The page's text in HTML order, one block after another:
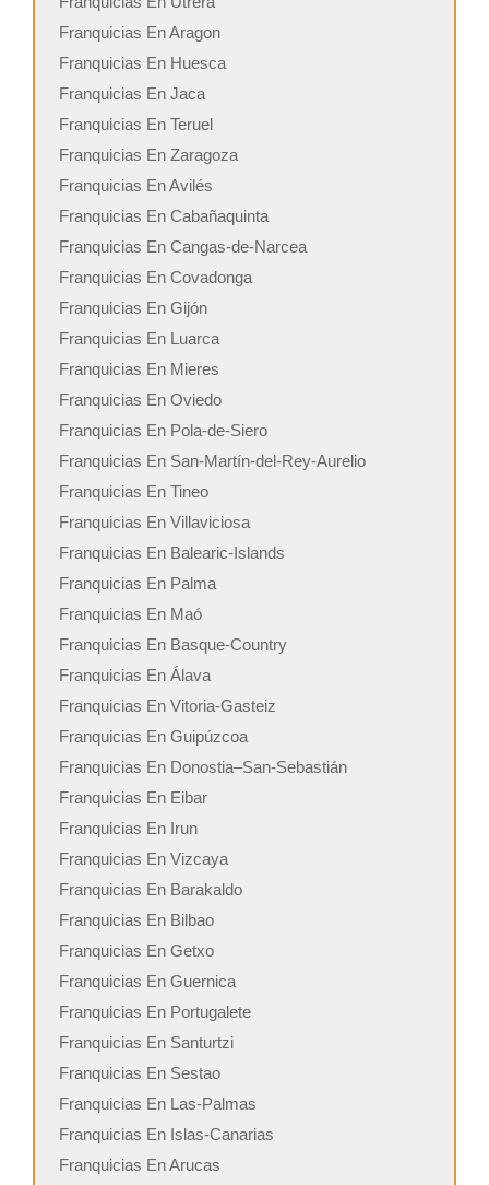
Franquicias En Aragon
Franquicias En Huesca
Franquicias En Jaca
Franquicias En Teruel
Franquicias En Zaragoza
Franquicias En Avilés
Franquicias En Cabañaquinta
Franquicias En Cangas-de-Narcea
Franquicias En Covadonga
Franquicias En Gijón
Franquicias En Luarca
Franquicias En Mieres
Franquicias En Oviedo
Franquicias En Pola-de-Siero
Franquicias En San-Martín-del-Rey-Aurelio
Franquicias En Tineo
Franquicias En Villaviciosa
Franquicias En Balearic-Islands
Franquicias En Palma
Franquicias En Maó
Franquicias En Basque-Country
Franquicias En Álava
Franquicias En Vitoria-Gasteiz
Franquicias En Guipúzcoa
Franquicias En Donostia–San-Sebastián
Franquicias En Eibar
Franquicias En Irun
Franquicias En Vizcaya
Franquicias En Barakaldo
Franquicias En Bilbao
Franquicias En Getxo
Franquicias En Guernica
Franquicias En Portugalete
Franquicias En Santurtzi
Franquicias En Sestao
Franquicias En Las-Palmas
Franquicias En Islas-Canarias
Franquicias En Arucas